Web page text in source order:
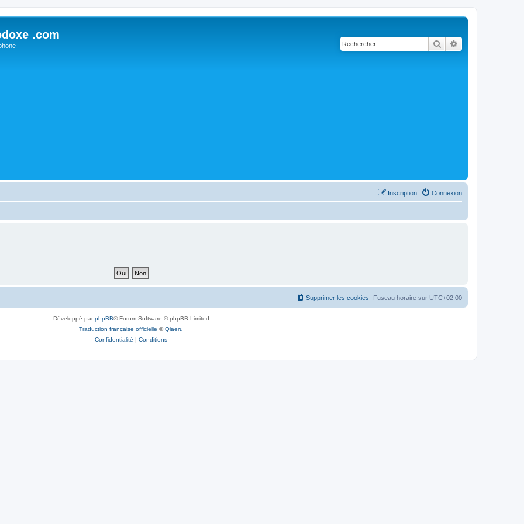
.com
Rechercher
Connexion
Inscription
Fuseau horaire sur UTC+02:00
Supprimer les cookies
Développé parphpBB® Forum Software © phpBB Limited
Traduction française officielle ©Qiaeru
Confidentialité | Conditions